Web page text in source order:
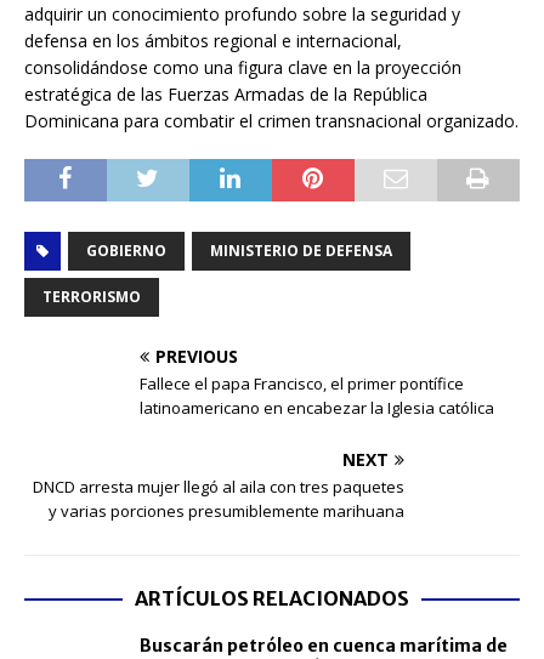
adquirir un conocimiento profundo sobre la seguridad y
defensa en los ámbitos regional e internacional,
consolidándose como una figura clave en la proyección
estratégica de las Fuerzas Armadas de la República
Dominicana para combatir el crimen transnacional organizado.
GOBIERNO MINISTERIO DE DEFENSA
TERRORISMO
PREVIOUS
Fallece el papa Francisco, el primer pontífice
latinoamericano en encabezar la Iglesia católica
NEXT
DNCD arresta mujer llegó al aila con tres paquetes
y varias porciones presumiblemente marihuana
ARTÍCULOS RELACIONADOS
Buscarán petróleo en cuenca marítima de